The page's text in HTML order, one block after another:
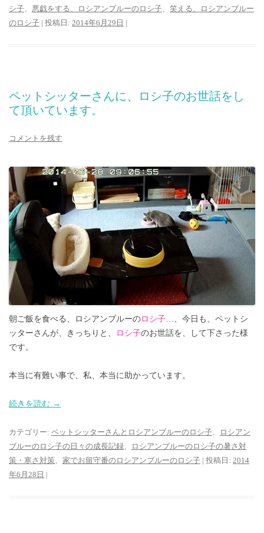
シ子、 悪戯をする、ロシアンブルーのロシ子、 笑える、ロシアンブルー
のロシ子 | 投稿日: 2014年6月29日 |
ペットシッターさんに、ロシ子のお世話をし
て頂いています。
コメントを残す
朝ご飯を食べる、ロシアンブルーのロシ子…、今日も、ペットシ
ッターさんが、きっちりと、
ロシ子のお世話を、して下さった様
です。
本当に有難い事で、私、本当に助かっています。
続きを読む →
カテゴリー: ペットシッターさんとロシアンブルーのロシ子、
ロシアン
ブルーのロシ子の日々の成長記録、
ロシアンブルーのロシ子の暑さ対
策・寒さ対策、 家でお留守番のロシアンブルーのロシ子 | 投稿日: 2014
年6月28日 |